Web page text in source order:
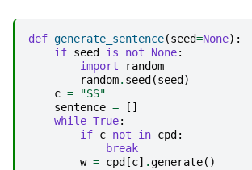
def generate_sentence(seed=None):
if seed is not None:
import
random
random. seed (seed )
c =
"SS"
sentence =
[]
while True:
if c not in cpd :
break
w = cpd [c] .generate()